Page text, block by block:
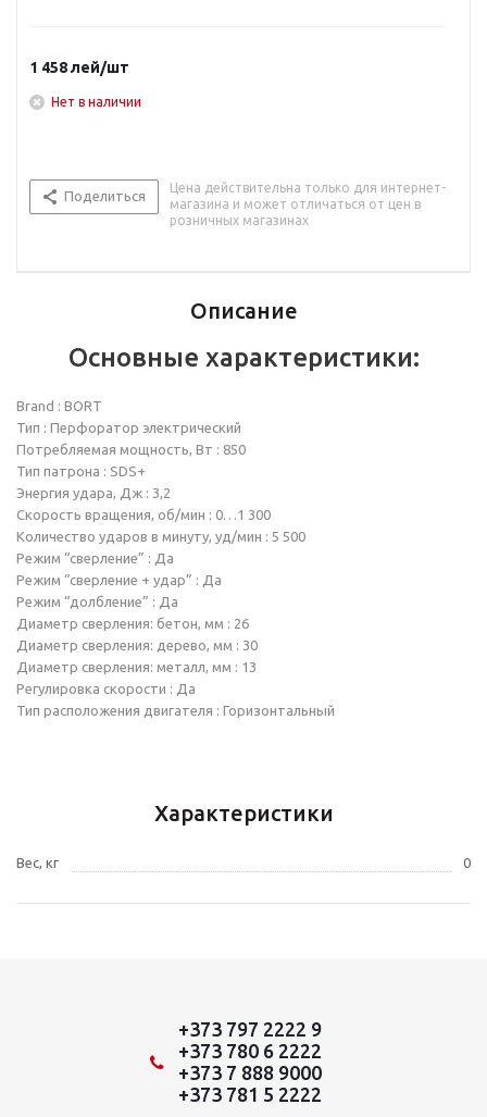
1 458лей/шт
Нет в наличии
Поделиться
Цена действительна только для интернет-
магазина и может отличаться от цен в
розничных магазинах
Описание
Основные характеристики:
Brand : BORT
Тип : Перфоратор электрический
Потребляемая мощность, Вт : 850
Тип патрона : SDS+
Энергия удара, Дж : 3,2
Скорость вращения, об/мин : 0…1 300
Количество ударов в минуту, уд/мин : 5 500
Режим “сверление” : Да
Режим “сверление + удар” : Да
Режим “долбление” : Да
Диаметр сверления: бетон, мм : 26
Диаметр сверления: дерево, мм : 30
Диаметр сверления: металл, мм : 13
Регулировка скорости : Да
Тип расположения двигателя : Горизонтальный
Характеристики
Вес, кг 0
+373 797 2222 9
+373 780 6 2222
+373 7 888 9000
+373 781 5 2222